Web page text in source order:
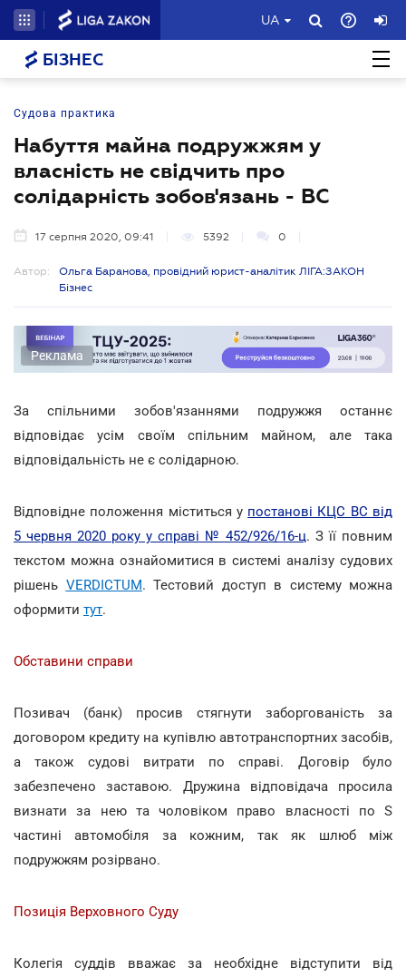
UA
БІЗНЕС
Судова практика
Набуття майна подружжям у
власність не свідчить про
солідарність зобов'язань - ВС
17 серпня 2020, 09:41 5392 0
Автор:
Ольга Баранова, провідний юрист-аналітик ЛІГА:ЗАКОН
Бізнес
Реклама
За спільними зобов'язаннями подружжя останнє
відповідає усім своїм спільним майном, але така
відповідальність не є солідарною.
Відповідне положення міститься у постанові КЦС ВС від
5 червня 2020 року у справі № 452/926/16-ц. З її повним
текстом можна ознайомитися в системі аналізу судових
рішень VERDICTUM. Тестовий доступ в систему можна
оформити тут.
Обставини справи
Позивач (банк) просив стягнути заборгованість за
договором кредиту на купівлю автотранспортних засобів,
а також судові витрати по справі. Договір було
забезпечено заставою. Дружина відповідача просила
визнати за нею та чоловіком право власності по Ѕ
частині автомобіля за кожним, так як шлюб між
подружжям розірвано.
Позиція Верховного Суду
Колегія суддів вважає за необхідне відступити від